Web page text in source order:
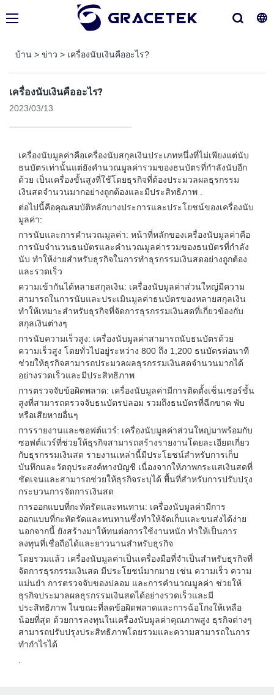
บ้าน > ข่าว > เครื่องนับเงินคืออะไร?
เครื่องนับเงินคืออะไร?
2023/03/13
เครื่องนับมูลค่าคือเครื่องนับสกุลเงินประเภทหนึ่งที่ไม่เพียงแต่นับ
ธนบัตรเท่านั้นแต่ยังคำนวณมูลค่ารวมของธนบัตรที่กำลังนับอีก
ด้วย เป็นเครื่องขั้นสูงที่ใช้โดยธุรกิจที่ต้องประมวลผลธุรกรรม
เงินสดจำนวนมากอย่างถูกต้องและมีประสิทธิภาพ .
ต่อไปนี้คือคุณสมบัติหลักบางประการและประโยชน์ของเครื่องนับ
มูลค่า:
การนับและการคำนวณมูลค่า: หน้าที่หลักของเครื่องนับมูลค่าคือ
การนับจำนวนธนบัตรและคำนวณมูลค่ารวมของธนบัตรที่กำลัง
นับ ทำให้ง่ายสำหรับธุรกิจในการทำธุรกรรมเงินสดอย่างถูกต้อง
และรวดเร็ว
ความเข้ากันได้หลายสกุลเงิน: เครื่องนับมูลค่าส่วนใหญ่มีความ
สามารถในการนับและประเมินมูลค่าธนบัตรของหลายสกุลเงิน
ทำให้เหมาะสำหรับธุรกิจที่จัดการธุรกรรมเงินสดที่เกี่ยวข้องกับ
สกุลเงินต่างๆ
การนับความเร็วสูง: เครื่องนับมูลค่าสามารถนับธนบัตรด้วย
ความเร็วสูง โดยทั่วไปอยู่ระหว่าง 800 ถึง 1,200 ธนบัตรต่อนาที
ช่วยให้ธุรกิจสามารถประมวลผลธุรกรรมเงินสดจำนวนมากได้
อย่างรวดเร็วและมีประสิทธิภาพ
การตรวจจับข้อผิดพลาด: เครื่องนับมูลค่ามีการติดตั้งเซ็นเซอร์ขั้น
สูงที่สามารถตรวจจับธนบัตรปลอม รวมถึงธนบัตรที่ฉีกขาด พับ
หรือเสียหายอื่นๆ
การรายงานและซอฟต์แวร์: เครื่องนับมูลค่าส่วนใหญ่มาพร้อมกับ
ซอฟต์แวร์ที่ช่วยให้ธุรกิจสามารถสร้างรายงานโดยละเอียดเกี่ยว
กับธุรกรรมเงินสด รายงานเหล่านี้มีประโยชน์สำหรับการเก็บ
บันทึกและวัตถุประสงค์ทางบัญชี เนื่องจากให้ภาพกระแสเงินสดที่
ชัดเจนและสามารถช่วยให้ธุรกิจระบุได้ พื้นที่สำหรับการปรับปรุง
กระบวนการจัดการเงินสด
การออกแบบที่กะทัดรัดและทนทาน: เครื่องนับมูลค่ามีการ
ออกแบบที่กะทัดรัดและทนทานซึ่งทำให้จัดเก็บและขนส่งได้ง่าย
นอกจากนี้ ยังสร้างมาให้ทนต่อการใช้งานหนัก ทำให้เป็นการ
ลงทุนที่เชื่อถือได้และยาวนานสำหรับธุรกิจ
โดยรวมแล้ว เครื่องนับมูลค่าเป็นเครื่องมือที่จำเป็นสำหรับธุรกิจที่
จัดการธุรกรรมเงินสด มีประโยชน์มากมาย เช่น ความเร็ว ความ
แม่นยำ การตรวจจับของปลอม และการคำนวณมูลค่า ช่วยให้
ธุรกิจประมวลผลธุรกรรมเงินสดได้อย่างรวดเร็วและมี
ประสิทธิภาพ ในขณะที่ลดข้อผิดพลาดและการฉ้อโกงให้เหลือ
น้อยที่สุด ด้วยการลงทุนในเครื่องนับมูลค่าคุณภาพสูง ธุรกิจต่างๆ
สามารถปรับปรุงประสิทธิภาพโดยรวมและความสามารถในการ
ทำกำไรได้